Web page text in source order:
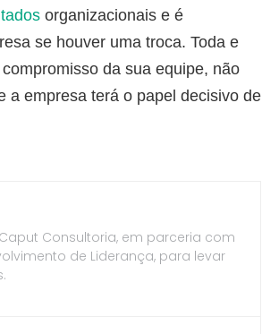
organizacionais e é
se houver uma troca. Toda e
da sua equipe, não
a empresa terá o papel decisivo de
Consultoria, em parceria com
de Liderança, para levar